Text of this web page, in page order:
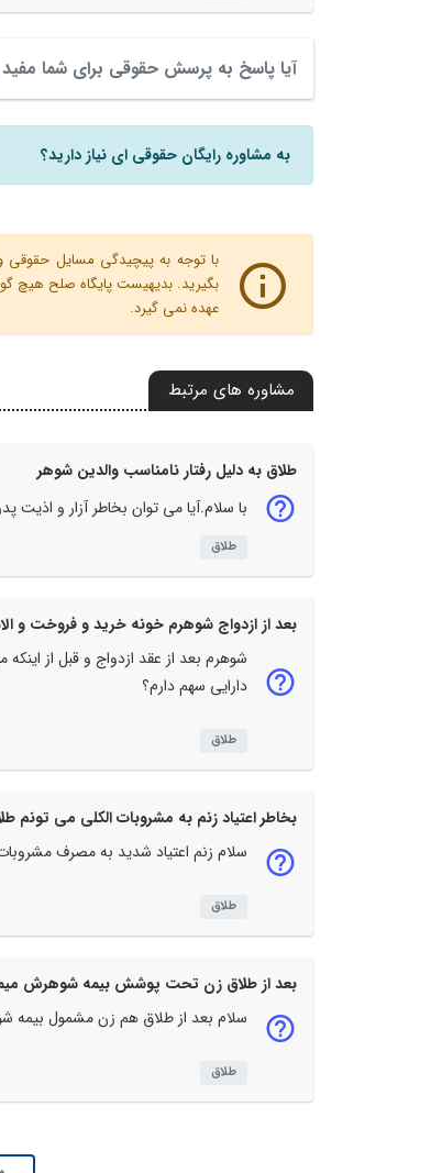
آیا پاسخ به پرسش حقوقی برای شما
به مشاوره رایگان حقوقی ای نیاز دارید؟
با توجه به پیچیدگی مسایل حقوقی
بگیرید. بدیهیست پایگاه صلح هیچ
عهده نمی گیرد.
مشاوره های مرتبط
طلاق به دلیل رفتار نامناسب والدین شوهر
با سلام.آیا می توان بخاطر آزار و
طلاق
بعد از ازدواج شوهرم خونه خرید و فروخت و
شوهرم بعد از عقد ازدواج و قبل از
دارایی سهم دارم؟
طلاق
بخاطر اعتیاد زنم به مشروبات الکلی می تونم
سلام زنم اعتیاد شدید به مصرف
طلاق
بعد از طلاق زن تحت پوشش بیمه شوهرش
سلام بعد از طلاق هم زن مشمول بیمه
طلاق